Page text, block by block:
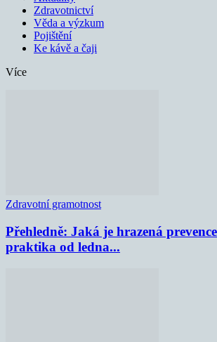
Zdravotnictví
Věda a výzkum
Pojištění
Ke kávě a čaji
Více
Zdravotní gramotnost
Přehledně: Jaká je hrazená
praktika od ledna...